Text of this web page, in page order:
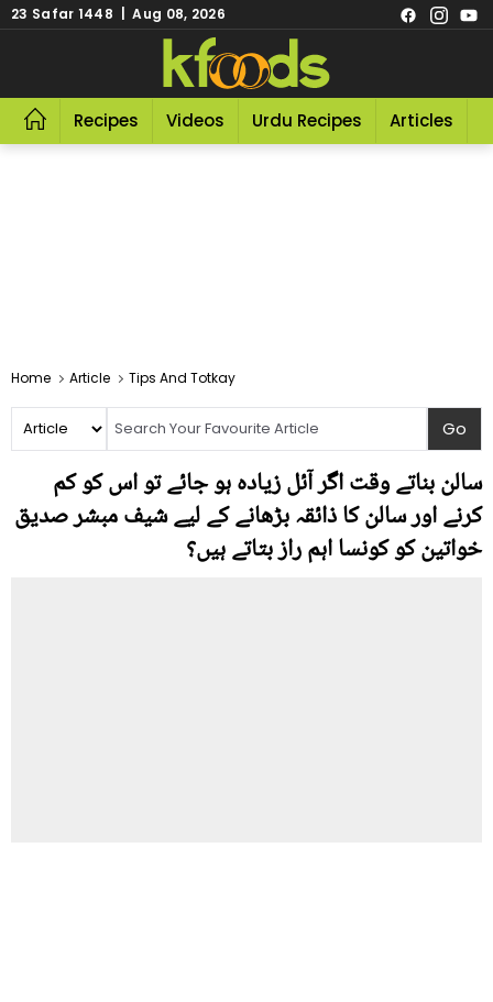
23 Safar 1448 | Aug 08, 2026
Recipes Videos Urdu Recipes Articles
Home Article Tips And Totkay
سالن بناتے وقت اگر آئل زیادہ ہو جائے تو اس کو کم
کرنے اور سالن کا ذائقہ بڑھانے کے لیے شیف مبشر صدیق
خواتین کو کونسا اہم راز بتاتے ہیں؟